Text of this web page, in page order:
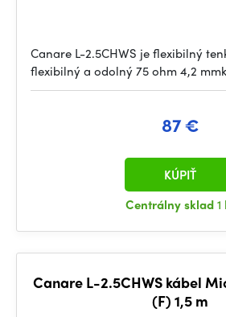
Canare L-2.5CHWS je flexibilný
flexibilný a odolný 75 ohm 4,2
87 €
Centrálny sklad1
KÚPIŤ
Canare L-2.5CHWS kábel
(F) 1,5 m